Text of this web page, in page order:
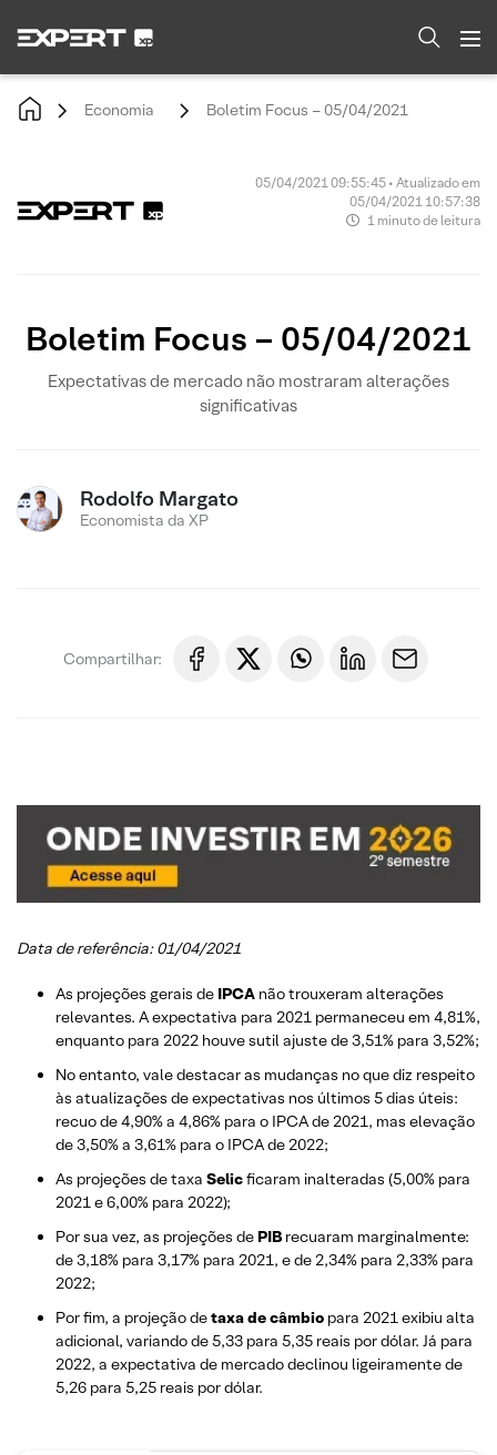
Economia Boletim Focus – 05/04/2021
05/04/2021 09:55:45 • Atualizado em
05/04/2021 10:57:38
1 minuto de leitura
Boletim Focus – 05/04/2021
Expectativas de mercado não mostraram alterações
significativas
Rodolfo Margato
Economista da XP
Compartilhar:
Data de referência: 01/04/2021
As projeções gerais de IPCA não trouxeram alterações
relevantes. A expectativa para 2021 permaneceu em 4,81%,
enquanto para 2022 houve sutil ajuste de 3,51% para 3,52%;
No entanto, vale destacar as mudanças no que diz respeito
às atualizações de expectativas nos últimos 5 dias úteis:
recuo de 4,90% a 4,86% para o IPCA de 2021, mas elevação
de 3,50% a 3,61% para o IPCA de 2022;
As projeções de taxa Selicficaram inalteradas (5,00% para
2021 e 6,00% para 2022);
Por sua vez, as projeções de PIB recuaram marginalmente:
de 3,18% para 3,17% para 2021, e de 2,34% para 2,33% para
2022;
Por fim, a projeção detaxa de câmbio para 2021 exibiu alta
adicional, variando de 5,33 para 5,35 reais por dólar. Já para
2022, a expectativa de mercado declinou ligeiramente de
5,26 para 5,25 reais por dólar.